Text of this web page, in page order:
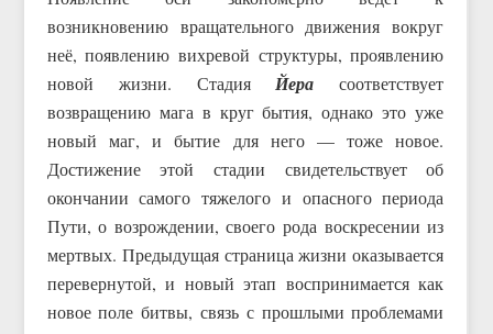
возникновению вращательного движения вокруг
неё, появлению вихревой структуры, проявлению
новой жизни. Стадия Йерасоответствует
возвращению мага в круг бытия, однако это уже
новый маг, и бытие для него — тоже новое.
Достижение этой стадии свидетельствует об
окончании самого тяжелого и опасного периода
Пути, о возрождении, своего рода воскресении из
мертвых. Предыдущая страница жизни оказывается
перевернутой, и новый этап воспринимается как
новое поле битвы, связь с прошлыми проблемами